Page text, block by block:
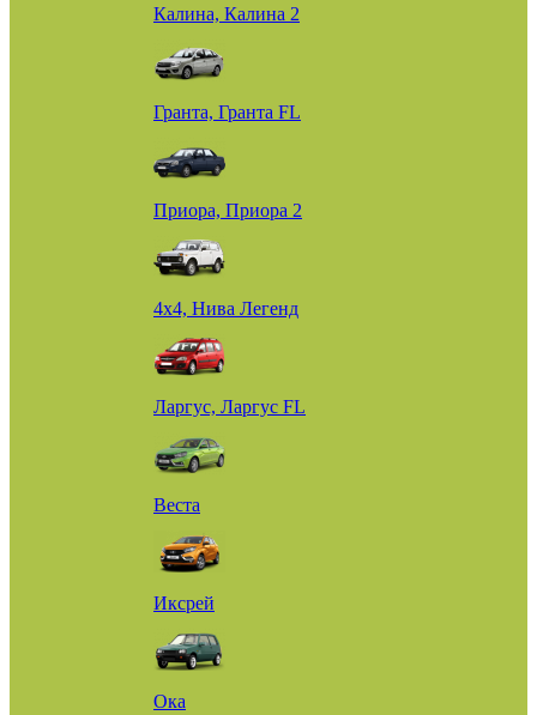
Калина, Калина 2
Гранта, Гранта FL
Приора, Приора 2
4х4, Нива Легенд
Ларгус, Ларгус FL
Веста
Иксрей
Ока